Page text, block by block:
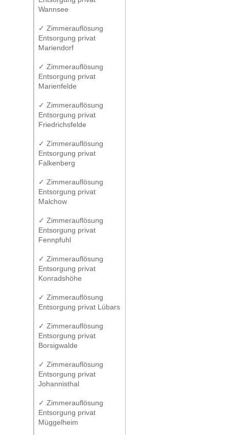
Wannsee
✓ Zimmerauflösung
Entsorgung privat
Mariendorf
✓ Zimmerauflösung
Entsorgung privat
Marienfelde
✓ Zimmerauflösung
Entsorgung privat
Friedrichsfelde
✓ Zimmerauflösung
Entsorgung privat
Falkenberg
✓ Zimmerauflösung
Entsorgung privat
Malchow
✓ Zimmerauflösung
Entsorgung privat
Fennpfuhl
✓ Zimmerauflösung
Entsorgung privat
Konradshöhe
✓ Zimmerauflösung
Entsorgung privat Lübars
✓ Zimmerauflösung
Entsorgung privat
Borsigwalde
✓ Zimmerauflösung
Entsorgung privat
Johannisthal
✓ Zimmerauflösung
Entsorgung privat
Müggelheim